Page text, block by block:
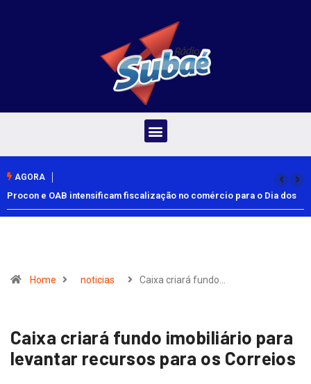
AGORA
Procon e OAB intensificam fiscalização no comércio para o Dia dos
Pais
Home noticias Caixa criará fundo…
Caixa criará fundo imobiliário para
levantar recursos para os Correios